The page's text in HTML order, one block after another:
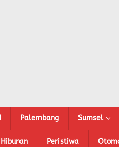
Palembang Sumsel
Hiburan Peristiwa